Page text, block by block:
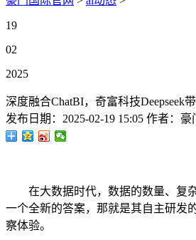
19
02
2025
深度融合ChatBI，奇富科技Deepseek
发布日期： 2025-02-19 15:05 作者： 豪
在大数据时代，数据的数量、复杂
一个全新的答案，那就是其自主研发
察体验。